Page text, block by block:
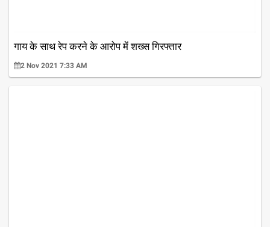
गाय के साथ रेप करने के आरोप में शख्स गिरफ्तार
2 Nov 2021 7:33 AM